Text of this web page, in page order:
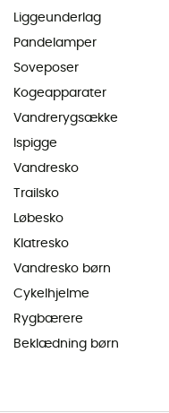
Liggeunderlag
Pandelamper
Soveposer
Kogeapparater
Vandrerygsække
Ispigge
Vandresko
Trailsko
Løbesko
Klatresko
Vandresko børn
Cykelhjelme
Rygbærere
Beklædning børn